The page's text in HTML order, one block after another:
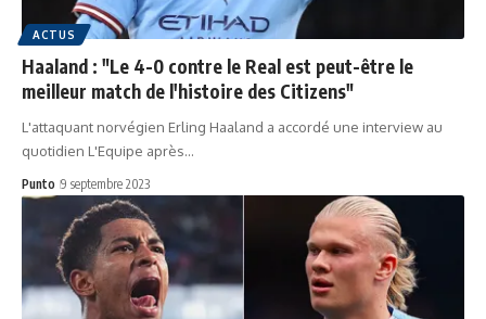
ACTUS
Haaland : "Le 4-0 contre le Real est peut-être le
meilleur match de l'histoire des Citizens"
L'attaquant norvégien Erling Haaland a accordé une interview au
quotidien L'Equipe après…
Punto 9 septembre 2023